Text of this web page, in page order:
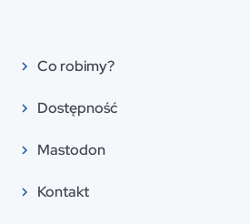
Co robimy?
Dostępność
Mastodon
Kontakt